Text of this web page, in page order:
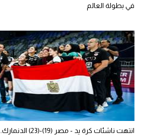
في بطولة العالم
انتهت ناشئات كرة يد - مصر (19)-(23) الدنمارك.. المركز الرابع